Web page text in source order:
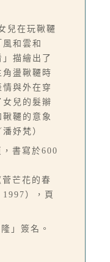
兒在玩鞦韆
和雲和
描繪出了
盪鞦韆時
與外在穿
兒的髮辮
韆的意象
妤梵）
書寫於600
芒花的春
），頁
」簽名。